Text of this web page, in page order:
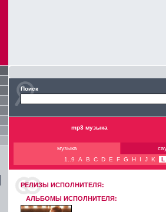
Поиск
mp3 музыка
музыка
1..9
A B C D E F G H I J K L
РЕЛИЗЫ ИCПОЛНИТЕЛЯ:
АЛЬБОМЫ ИСПОЛНИТЕЛЯ: